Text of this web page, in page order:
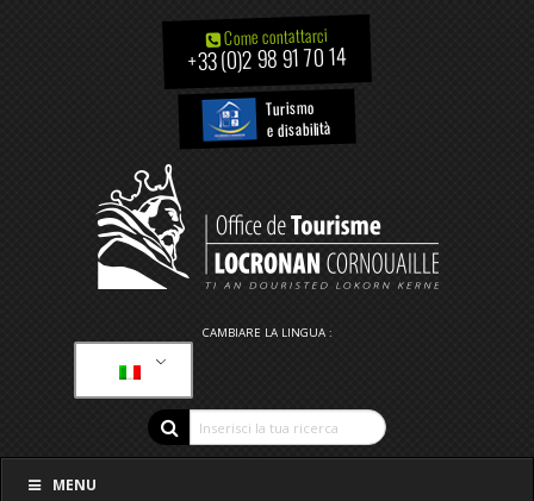
Come contattarci
+33 (0)2 98 91 70 14
Turismo
e disabilità
CAMBIARE LA LINGUA :
MENU